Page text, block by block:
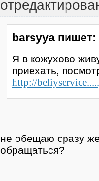
barsyya пишет:
Я в кожухово
приехать,
http://
не обещаю сразу
обращаться?